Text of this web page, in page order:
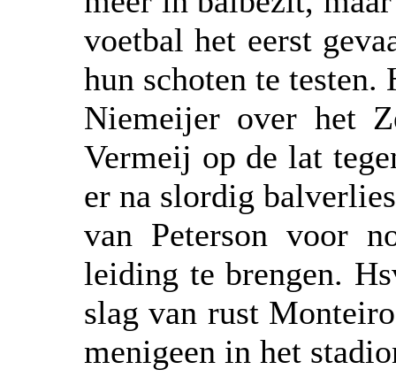
voetbal het eerst
hun schoten te testen.
Niemeijer over het
Vermeij op de lat
er na slordig
van Peterson voor
leiding te brengen.
slag van rust
menigeen in het